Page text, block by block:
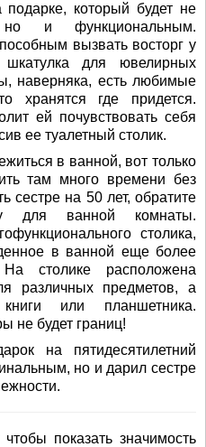
который будет не
но и функциональным.
вызвать восторг у
для ювелирных
наверняка, есть любимые
хранятся где придется.
ей почувствовать себя
ее туалетный столик.
в ванной, вот только
там много времени без
сестре на 50 лет, обратите
для ванной комнаты.
столика,
в ванной еще более
столике расположена
различных предметов, а
или планшетника.
не будет границ!
на пятидесятилетний
но и дарил сестре
показать значимость